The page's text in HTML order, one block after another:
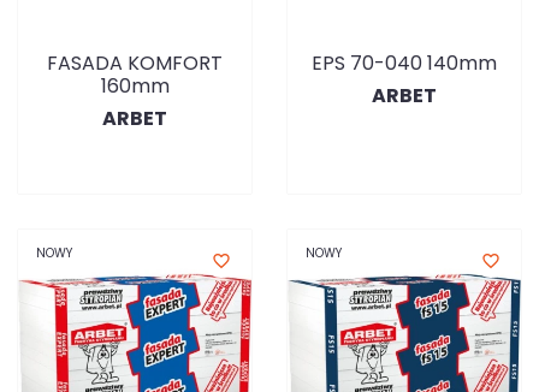
FASADA KOMFORT
160mm
ARBET
EPS 70-040 140mm
ARBET
NOWY favorite_border NOWY favorite_border